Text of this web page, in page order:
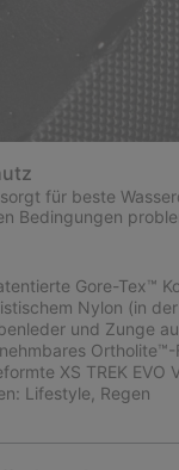
sorgt für beste
Bedingungen
Gore-Tex™
Nylon (in
und Zunge
Ortholite™-
XS TREK EVO
Lifestyle, Regen